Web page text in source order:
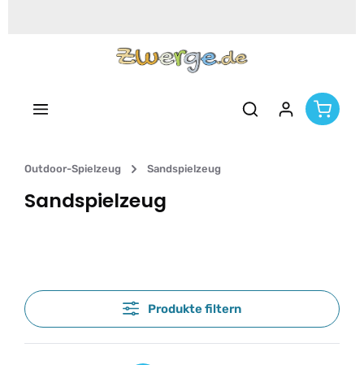
Outdoor-Spielzeug Sandspielzeug
Sandspielzeug
Produkte filtern